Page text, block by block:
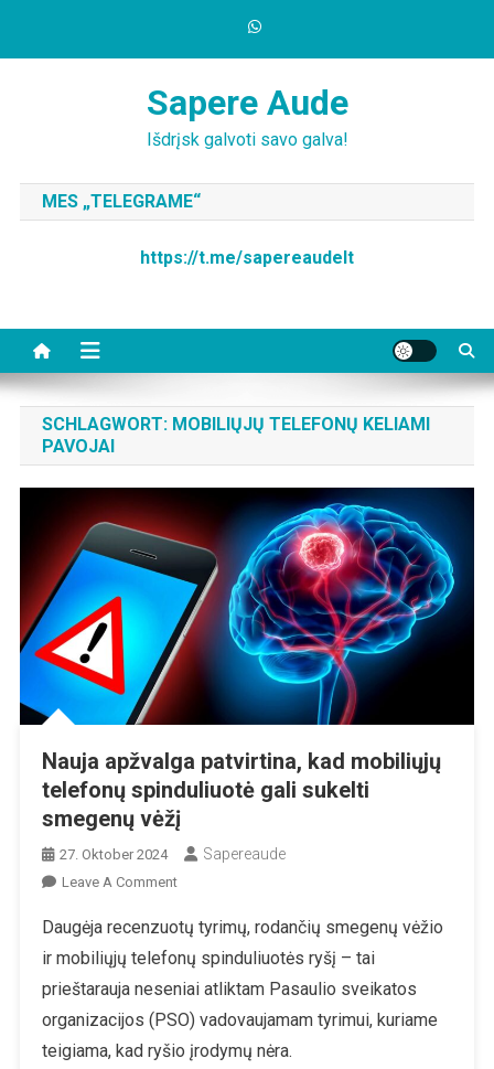
Sapere Aude
Išdrįsk galvoti savo galva!
MES „TELEGRAME“
https://t.me/sapereaudelt
SCHLAGWORT: MOBILIŲJŲ TELEFONŲ KELIAMI
PAVOJAI
Nauja apžvalga patvirtina, kad mobiliųjų
telefonų spinduliuotė gali sukelti
smegenų vėžį
27. Oktober 2024 Sapereaude
Leave A CommentOn
Apžvalga
Patvirtina,
Kad
Mobiliųjų
Telefonų
Spinduliuotė
Daugėja recenzuotų tyrimų, rodančių smegenų vėžio
ir mobiliųjų telefonų spinduliuotės ryšį – tai
prieštarauja neseniai atliktam Pasaulio sveikatos
organizacijos (PSO) vadovaujamam tyrimui, kuriame
teigiama, kad ryšio įrodymų nėra.